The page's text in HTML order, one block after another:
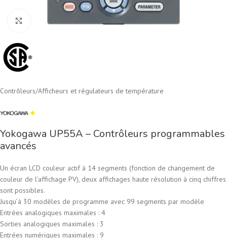
Contrôleurs/Afficheurs et régulateurs de température
Yokogawa UP55A – Contrôleurs programmables
avancés
Un écran LCD couleur actif à 14 segments (fonction de changement de
couleur de l’affichage PV), deux affichages haute résolution à cinq chiffres
sont possibles.
Jusqu’à 30 modèles de programme avec 99 segments par modèle
Entrées analogiques maximales : 4
Sorties analogiques maximales : 3
Entrées numériques maximales : 9